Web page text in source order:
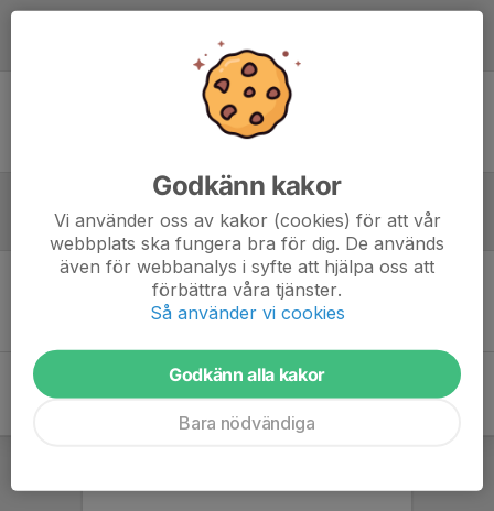
Ingen uppställning ifylld
Referat
Inget referat skrivet
Godkänn kakor
Vi använder oss av kakor (cookies) för att vår
webbplats ska fungera bra för dig. De används
även för webbanalys i syfte att hjälpa oss att
förbättra våra tjänster.
Så använder vi cookies
Godkänn alla kakor
Bara nödvändiga